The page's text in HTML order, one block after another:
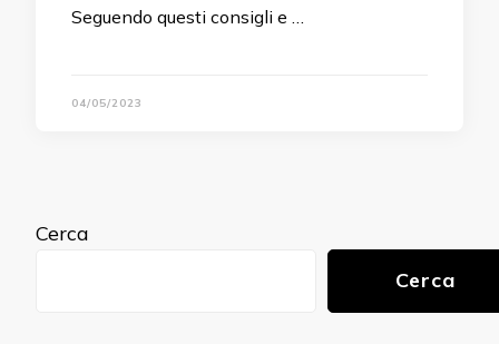
Seguendo questi consigli e …
04/05/2023
Cerca
Cerca